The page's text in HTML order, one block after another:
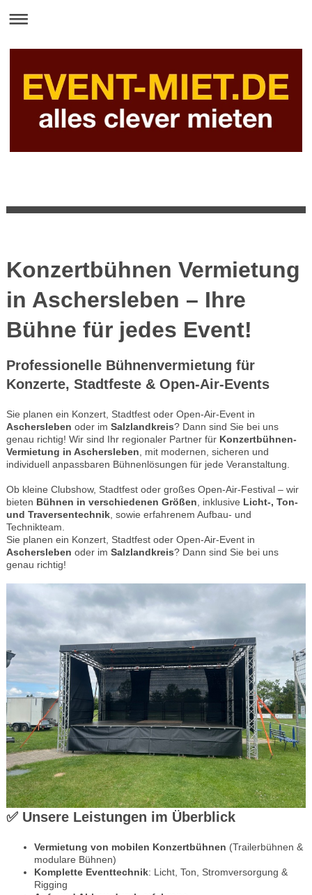
Konzertbühnen Vermietung
in Aschersleben – Ihre
Bühne für jedes Event!
Professionelle Bühnenvermietung für
Konzerte, Stadtfeste & Open-Air-Events
Sie planen ein Konzert, Stadtfest oder Open-Air-Event in
Aschersleben oder im Salzlandkreis? Dann sind Sie bei uns
genau richtig! Wir sind Ihr regionaler Partner für Konzertbühnen-
Vermietung in Aschersleben , mit modernen, sicheren und
individuell anpassbaren Bühnenlösungen für jede Veranstaltung.
Ob kleine Clubshow, Stadtfest oder großes Open-Air-Festival – wir
bieten Bühnen in verschiedenen Größen , inklusive Licht-, Ton-
und Traversentechnik, sowie erfahrenem Aufbau- und
Technikteam.
Sie planen ein Konzert, Stadtfest oder Open-Air-Event in
Aschersleben oder im Salzlandkreis? Dann sind Sie bei uns
genau richtig!
✅ Unsere Leistungen im Überblick
Vermietung von mobilen Konzertbühnen (Trailerbühnen &
modulare Bühnen)
Komplette Eventtechnik: Licht, Ton, Stromversorgung &
Rigging